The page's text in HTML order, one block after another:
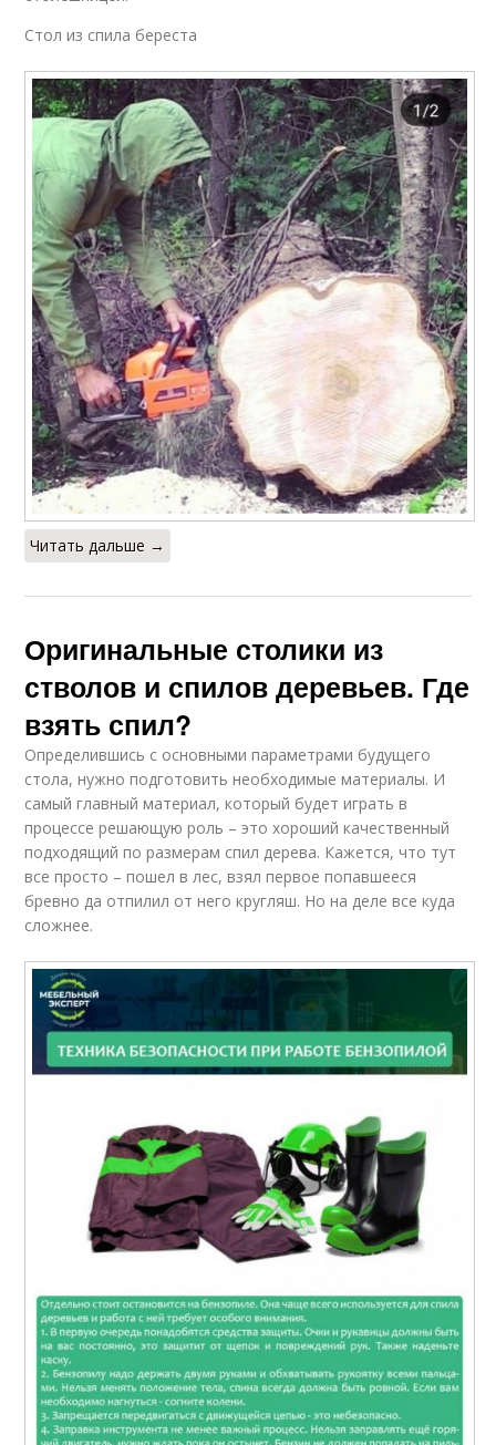
Стол из спила береста
Читать дальше →
Оригинальные столики из
стволов и спилов деревьев. Где
взять спил?
Определившись с основными параметрами будущего
стола, нужно подготовить необходимые материалы. И
самый главный материал, который будет играть в
процессе решающую роль – это хороший качественный
подходящий по размерам спил дерева. Кажется, что тут
все просто – пошел в лес, взял первое попавшееся
бревно да отпилил от него кругляш. Но на деле все куда
сложнее.